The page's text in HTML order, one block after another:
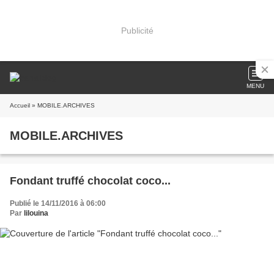
Publicité
MENU
Accueil » MOBILE.ARCHIVES
MOBILE.ARCHIVES
Fondant truffé chocolat coco...
Publié le 14/11/2016 à 06:00
Par lilouina